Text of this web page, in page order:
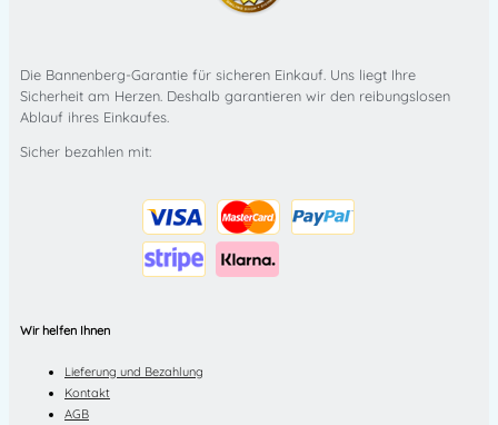
Die Bannenberg-Garantie für sicheren Einkauf. Uns liegt Ihre
Sicherheit am Herzen. Deshalb garantieren wir den reibungslosen
Ablauf ihres Einkaufes.
Sicher bezahlen mit:
Wir helfen Ihnen
Lieferung und Bezahlung
Kontakt
AGB